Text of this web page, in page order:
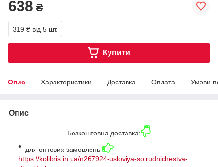
638 ₴
319 ₴ від 5 шт.
Купити
Опис Характеристики Доставка Оплата Умови
Опис
Безкоштовна доставка:
для оптових замовлень
https://kolibris.in.ua/n267924-usloviya-sotrudnichestva-